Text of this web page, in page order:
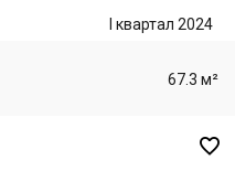
I квартал 2024
67.3 м²
